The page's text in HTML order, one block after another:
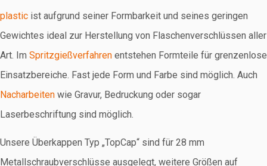
plastic ist aufgrund seiner Formbarkeit und seines geringen
Gewichtes ideal zur Herstellung von Flaschenverschlüssen aller
Art. Im Spritzgießverfahren entstehen Formteile für grenzenlose
Einsatzbereiche. Fast jede Form und Farbe sind möglich. Auch
Nacharbeiten wie Gravur, Bedruckung oder sogar
Laserbeschriftung sind möglich.
Unsere Überkappen Typ „TopCap“ sind für 28 mm
Metallschraubverschlüsse ausgelegt, weitere Größen auf